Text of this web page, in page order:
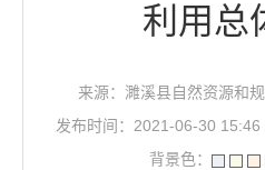
利用总
来源：濉溪县自然资源和
发布时间：2021-06-30 15:46
背景色：